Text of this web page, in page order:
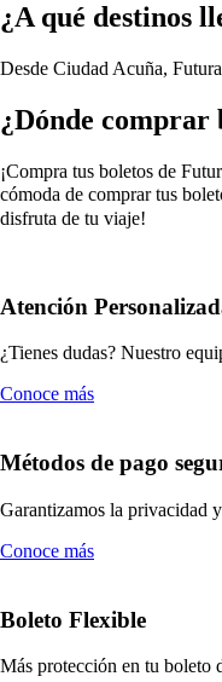
¿A qué destinos
Desde Ciudad Acuña,
¿Dónde comprar
¡Compra tus boletos de
cómoda de comprar tus
disfruta de tu viaje!
Atención
¿Tienes dudas? Nuestro
Conoce más
Métodos de pago
Garantizamos la privacidad
Conoce más
Boleto Flexible
Más protección en tu boleto